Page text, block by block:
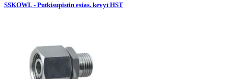
SSKOWL - Putkisupistin esias. kevyt HST